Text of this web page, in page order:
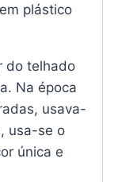
plástico
do telhado
Na época
usava-
usa-se o
única e